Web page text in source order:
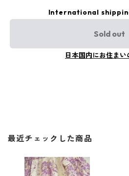
International
Sold out
日本国内にお住まい
最近チェックした商品